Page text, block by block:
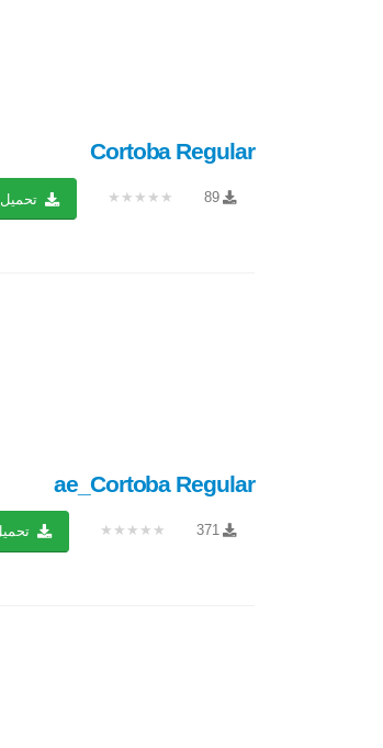
Cortoba Regular
89
★★★★★ تحميل
ae_Cortoba Regular
371
★★★★★